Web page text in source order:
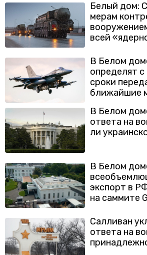
Белый дом:
мерам
всей
В Белом
определят
сроки
ближайшие
В Белом
ответа на
ли
В Белом
экспорт в
на саммите
Салливан
ответа на